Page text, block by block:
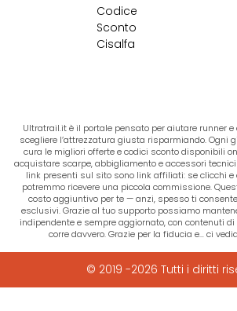
Codice
Sconto
Cisalfa
Ultratrail.it è il portale pensato per aiutare runner
scegliere l’attrezzatura giusta risparmiando. Ogni
cura le migliori offerte e codici sconto disponibili
acquistare scarpe, abbigliamento e accessori
link presenti sul sito sono link affiliati: se clicchi
potremmo ricevere una piccola commissione.
costo aggiuntivo per te — anzi, spesso ti
esclusivi. Grazie al tuo supporto possiamo
indipendente e sempre aggiornato, con contenuti
corre davvero. Grazie per la fiducia e… ci
© 2019 -2026 Tutti i diritti